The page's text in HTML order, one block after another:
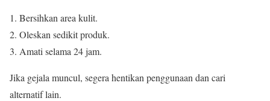
Bersihkan area kulit.
Oleskan sedikit produk.
Amati selama 24 jam.
Jika gejala muncul, segera hentikan penggunaan dan cari
alternatif lain.